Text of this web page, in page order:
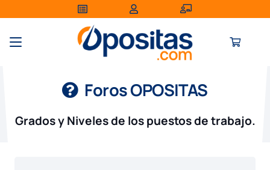
Foros OPOSITAS
Grados y Niveles de los puestos de trabajo.